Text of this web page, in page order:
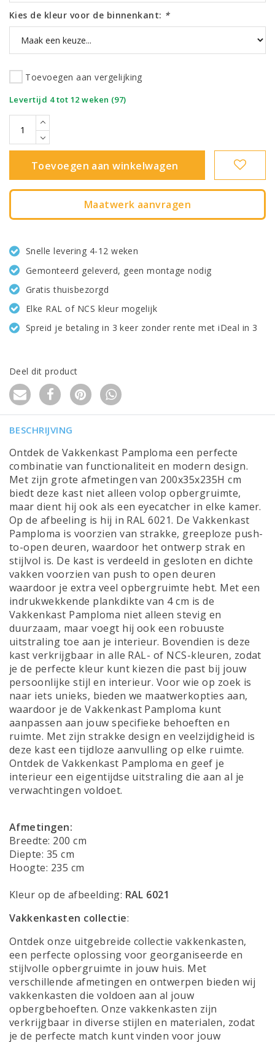
Kies de kleur voor de binnenkant: *
Toevoegen aan vergelijking
Levertijd 4 tot 12 weken (97)
Toevoegen aan winkelwagen
Maatwerk aanvragen
Snelle levering 4-12 weken
Gemonteerd geleverd, geen montage nodig
Gratis thuisbezorgd
Elke RAL of NCS kleur mogelijk
Spreid je betaling in 3 keer zonder rente met iDeal in 3
Deel dit product
BESCHRIJVING
Ontdek de Vakkenkast Pamploma een perfecte
combinatie van functionaliteit en modern design.
Met zijn grote afmetingen van 200x35x235H cm
biedt deze kast niet alleen volop opbergruimte,
maar dient hij ook als een eyecatcher in elke kamer.
Op de afbeeling is hij in RAL 6021. De Vakkenkast
Pamploma is voorzien van strakke, greeploze push-
to-open deuren, waardoor het ontwerp strak en
stijlvol is. De kast is verdeeld in gesloten en dichte
vakken voorzien van push to open deuren
waardoor je extra veel opbergruimte hebt. Met een
indrukwekkende plankdikte van 4 cm is de
Vakkenkast Pamploma niet alleen stevig en
duurzaam, maar voegt hij ook een robuuste
uitstraling toe aan je interieur. Bovendien is deze
kast verkrijgbaar in alle RAL- of NCS-kleuren, zodat
je de perfecte kleur kunt kiezen die past bij jouw
persoonlijke stijl en interieur. Voor wie op zoek is
naar iets unieks, bieden we maatwerkopties aan,
waardoor je de Vakkenkast Pamploma kunt
aanpassen aan jouw specifieke behoeften en
ruimte. Met zijn strakke design en veelzijdigheid is
deze kast een tijdloze aanvulling op elke ruimte.
Ontdek de Vakkenkast Pamploma en geef je
interieur een eigentijdse uitstraling die aan al je
verwachtingen voldoet.
Afmetingen:
Breedte: 200 cm
Diepte: 35 cm
Hoogte: 235 cm
Kleur op de afbeelding: RAL 6021
Vakkenkasten collectie:
Ontdek onze uitgebreide collectie vakkenkasten,
een perfecte oplossing voor georganiseerde en
stijlvolle opbergruimte in jouw huis. Met
verschillende afmetingen en ontwerpen bieden wij
vakkenkasten die voldoen aan al jouw
opbergbehoeften. Onze vakkenkasten zijn
verkrijgbaar in diverse stijlen en materialen, zodat
je de perfecte match kunt vinden voor jouw